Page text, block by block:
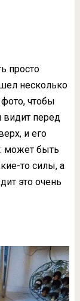
просто
несколько
чтобы
перед
и его
может быть
то силы, а
это очень